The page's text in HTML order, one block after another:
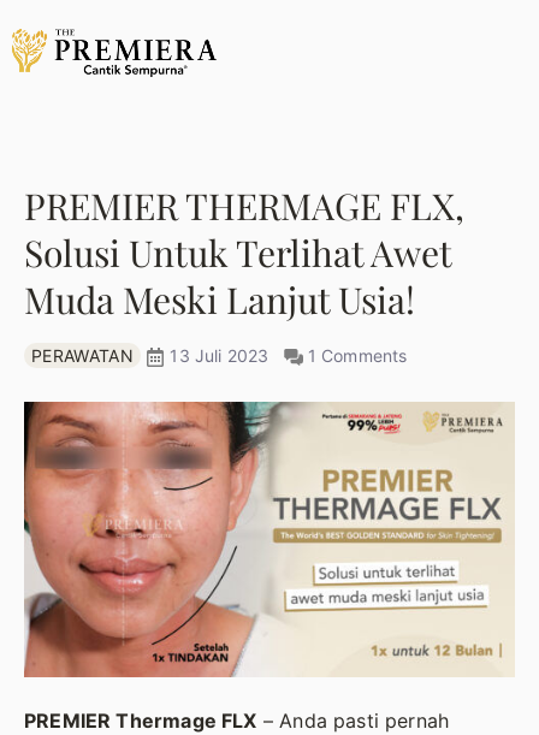
PREMIER THERMAGE FLX,
Solusi Untuk Terlihat Awet
Muda Meski Lanjut Usia!
PERAWATAN 13 Juli 2023 1 Comments
PREMIER Thermage FLX – Anda pasti pernah